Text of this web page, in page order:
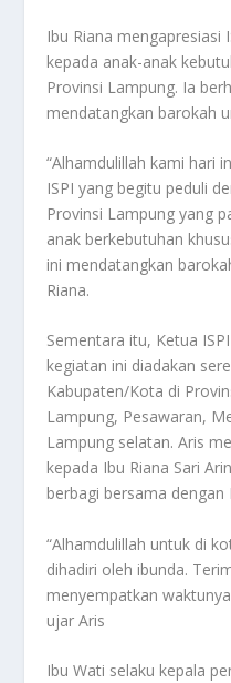
Ibu Riana mengapresiasi
kepada anak-anak
Provinsi Lampung. Ia
mendatangkan barokah
“Alhamdulillah kami hari
ISPI yang begitu peduli
Provinsi Lampung yang
anak berkebutuhan
ini mendatangkan
Riana.
Sementara itu, Ketua
kegiatan ini diadakan
Kabupaten/Kota di
Lampung, Pesawaran,
Lampung selatan. Aris
kepada Ibu Riana Sari
berbagi bersama dengan
“Alhamdulillah untuk di
dihadiri oleh ibunda.
menyempatkan
ujar Aris
Ibu Wati selaku kepala